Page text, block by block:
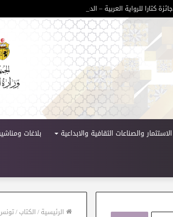
جائزة كتارا للرواية العربية – الدورة 11
الاستثمار والصناعات الثقافية والابداعية بلاغات
الرئيسية/الكتاب/